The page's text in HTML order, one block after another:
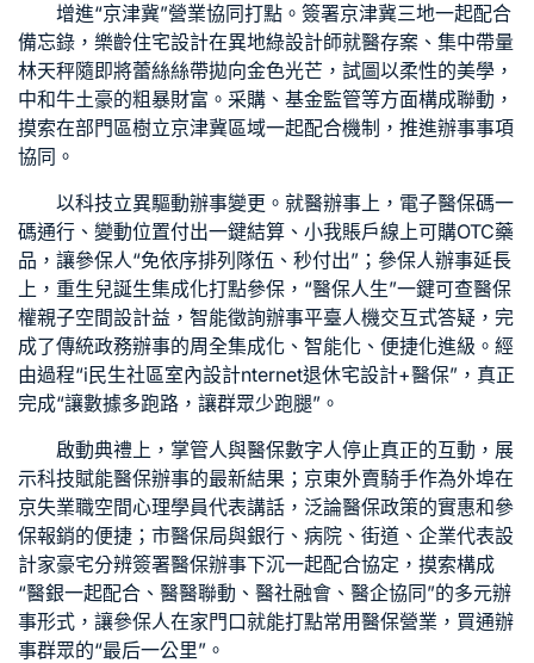
增進“京津冀”營業協同打點。簽署京津冀三地一起配合
備忘錄， 樂齡住宅設計在異地綠設計師就醫存案、集中帶量
林天秤隨即將蕾絲絲帶拋向金色光芒，試圖以柔性的美學，
中和牛土豪的粗暴財富。采購、基金監管等方面構成聯動，
摸索在部門區樹立京津冀區域一起配合機制，推進辦事事項
協同。
以科技立異驅動辦事變更。就醫辦事上，電子醫保碼一
碼通行、變動位置付出一鍵結算、小我賬戶線上可購OTC藥
品，讓參保人“免依序排列隊伍、秒付出”；參保人辦事延長
上，重生兒誕生集成化打點參保，“醫保人生”一鍵可查醫保
權親子空間設計益，智能徵詢辦事平臺人機交互式答疑，完
成了傳統政務辦事的周全集成化、智能化、便捷化進級。經
由過程“i 民生社區室內設計nternet退休宅設計+醫保”，真正
完成“讓數據多跑路，讓群眾少跑腿”。
啟動典禮上，掌管人與醫保數字人停止真正的互動，展
示科技賦能醫保辦事的最新結果；京東外賣騎手作為外埠在
京失業職空間心理學員代表講話，泛論醫保政策的實惠和參
保報銷的便捷；市醫保局與銀行、病院、街道、企業代表設
計家豪宅分辨簽署醫保辦事下沉一起配合協定，摸索構成
“醫銀一起配合、醫醫聯動、醫社融會、醫企協同”的多元辦
事形式，讓參保人在家門口就能打點常用醫保營業，買通辦
事群眾的“最后一公里”。